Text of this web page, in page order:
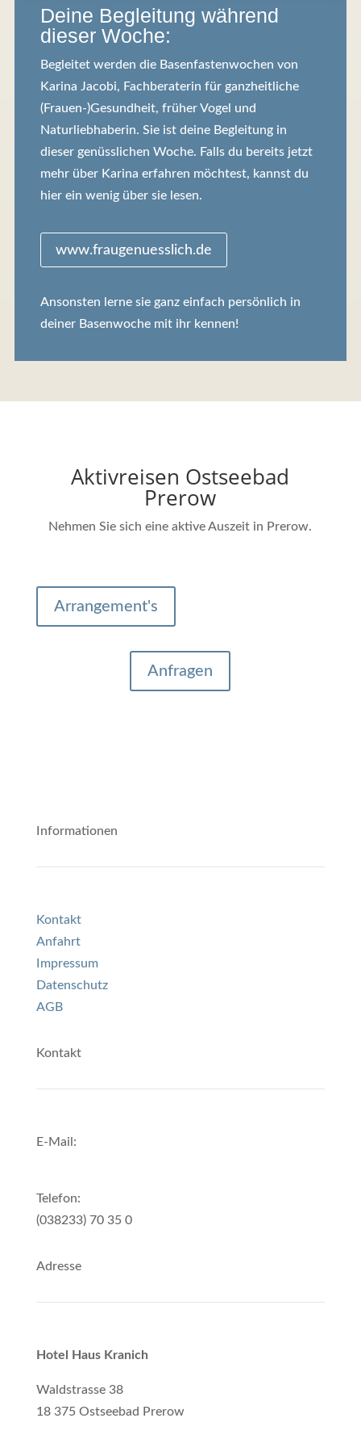
Deine Begleitung während
dieser Woche:
Begleitet werden die Basenfastenwochen von
Karina Jacobi, Fachberaterin für ganzheitliche
(Frauen-)Gesundheit, früher Vogel und
Naturliebhaberin. Sie ist deine Begleitung in
dieser genüsslichen Woche. Falls du bereits jetzt
mehr über Karina erfahren möchtest, kannst du
hier ein wenig über sie lesen.
www.fraugenuesslich.de
Ansonsten lerne sie ganz einfach persönlich in
deiner Basenwoche mit ihr kennen!
Aktivreisen Ostseebad
Prerow
Nehmen Sie sich eine aktive Auszeit in Prerow.
Arrangement's
Anfragen
Informationen
Kontakt
Anfahrt
Impressum
Datenschutz
AGB
Kontakt
E-Mail:
Telefon:
(038233) 70 35 0
Adresse
Hotel Haus Kranich
Waldstrasse 38
18 375 Ostseebad Prerow